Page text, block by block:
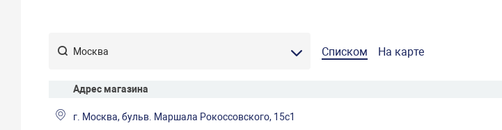
Списком На карте
Адрес магазина
г. Москва, бульв. Маршала Рокоссовского, 15с1